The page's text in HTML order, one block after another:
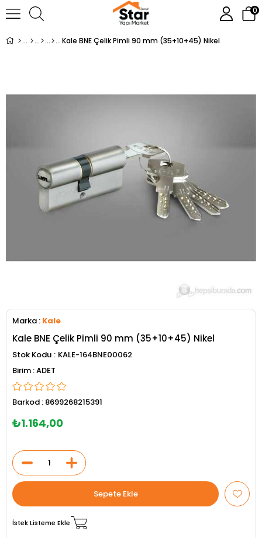
0
Kale BNE Çelik Pimli 90 mm (35+10+45) Nikel
Marka : Kale
Kale BNE Çelik Pimli 90 mm (35+10+45) Nikel
Stok Kodu
KALE-164BNE00062
ADET
Barkod : 8699268215391
₺1.164,00
İstek Listeme Ekle